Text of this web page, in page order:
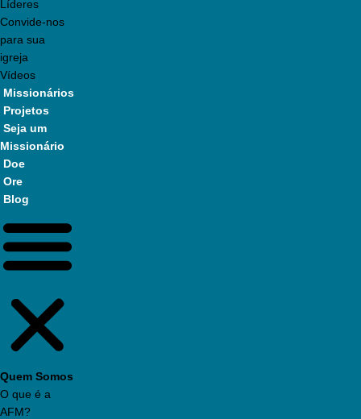
Líderes
Convide-nos
para sua
igreja
Vídeos
Missionários
Projetos
Seja um
Missionário
Doe
Ore
Blog
Quem Somos
O que é a
AFM?